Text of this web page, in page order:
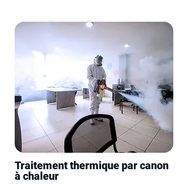
Traitement thermique par canon
à chaleur